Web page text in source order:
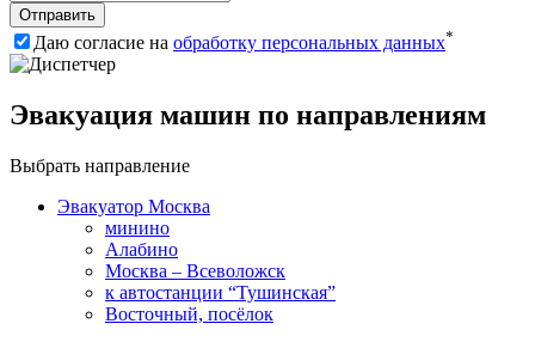
Отправить
Даю согласие на обработку персональных данных*
Эвакуация машин по направлениям
Выбрать направление
Эвакуатор Москва
минино
Алабино
Москва – Всеволожск
к автостанции “Тушинская”
Восточный, посёлок